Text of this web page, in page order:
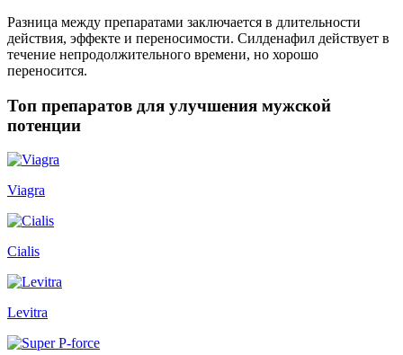
Разница между препаратами заключается в длительности
действия, эффекте и переносимости. Силденафил действует в
течение непродолжительного времени, но хорошо
переносится.
Топ препаратов для улучшения мужской
потенции
Viagra
Cialis
Levitra